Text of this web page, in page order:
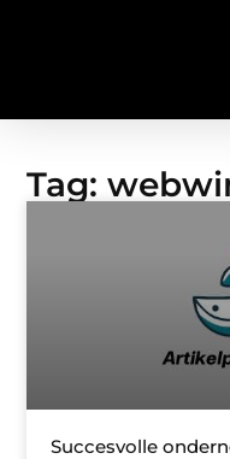
Tag:
Succesvolle